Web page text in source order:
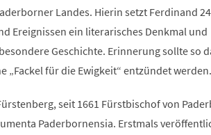
Landes. Hierin setzt Ferdinand
Ereignissen ein literarisches Denkmal und
Geschichte. Erinnerung sollte so
„Fackel für die Ewigkeit“ entzündet
seit 1661 Fürstbischof von
Paderbornensia. Erstmals